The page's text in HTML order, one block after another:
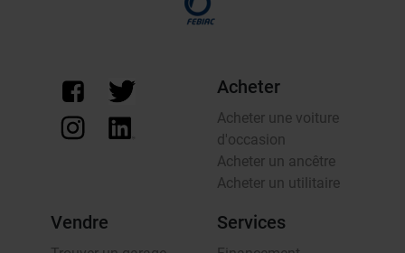
Acheter
Acheter une voiture
d'occasion
Acheter un ancêtre
Acheter un utilitaire
Vendre Services